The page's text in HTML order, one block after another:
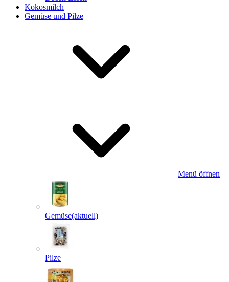
Kokosmilch
Gemüse und Pilze
Menü öffnen
Gemüse(aktuell)
Pilze